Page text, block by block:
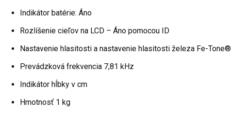
Indikátor batérie: Áno
Rozlíšenie cieľov na LCD – Áno pomocou ID
Nastavenie hlasitosti a nastavenie hlasitosti železa Fe-Tone®
Prevádzková frekvencia 7,81 kHz
Indikátor hĺbky v cm
Hmotnosť 1 kg